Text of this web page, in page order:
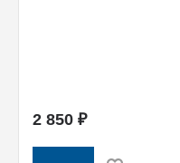
2 850 ₽